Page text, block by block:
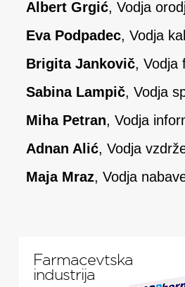
Albert Grgić, Vodja
Eva Podpadec, Vodja
Brigita Jankovič, Vodja
Sabina Lampič, Vodja
Miha Petran, Vodja
Adnan Alić, Vodja
Maja Mraz, Vodja
Farmacevtska
industrija